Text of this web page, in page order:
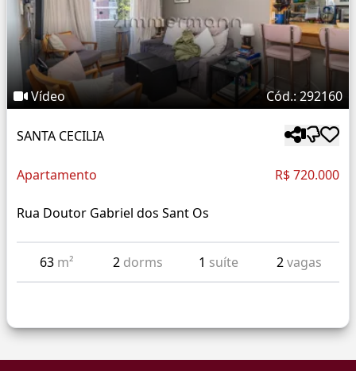
Vídeo Cód.: 292160
SANTA CECILIA
Apartamento R$ 720.000
Rua Doutor Gabriel dos Sant Os
63 m² 2 dorms 1 suíte 2vagas